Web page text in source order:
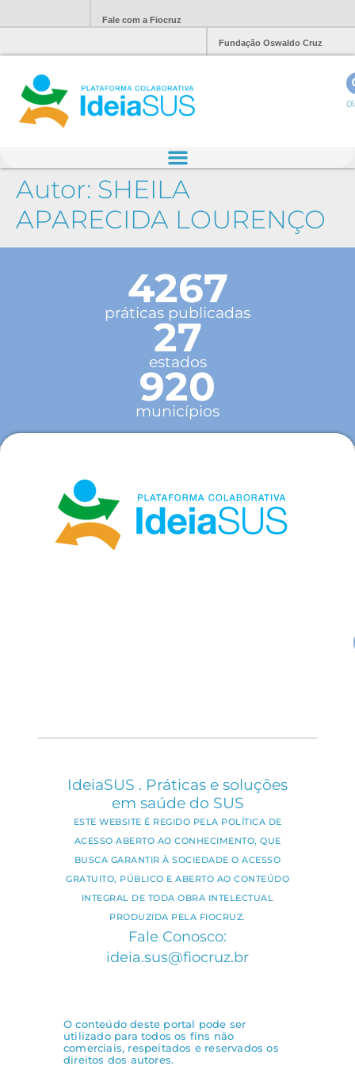
Fale com a Fiocruz
Fundação Oswaldo Cruz
Autor: SHEILA
APARECIDA LOURENÇO
4267
práticas publicadas
27
estados
920
municípios
IdeiaSUS . Práticas e soluções
em saúde do SUS
ESTE WEBSITE É REGIDO PELA POLÍTICA DE
ACESSO ABERTO AO CONHECIMENTO, QUE
BUSCA GARANTIR À SOCIEDADE O ACESSO
GRATUITO, PÚBLICO E ABERTO AO CONTEÚDO
INTEGRAL DE TODA OBRA INTELECTUAL
PRODUZIDA PELA FIOCRUZ.
Fale Conosco:
ideia.sus@fiocruz.br
O conteúdo deste portal pode ser
utilizado para todos os fins não
comerciais, respeitados e reservados os
direitos dos autores.